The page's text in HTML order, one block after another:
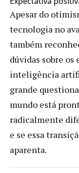
Apesar do
tecnologia no
também
dúvidas sobre
inteligência
grande
mundo está
radicalmente
e se essa
aparenta.